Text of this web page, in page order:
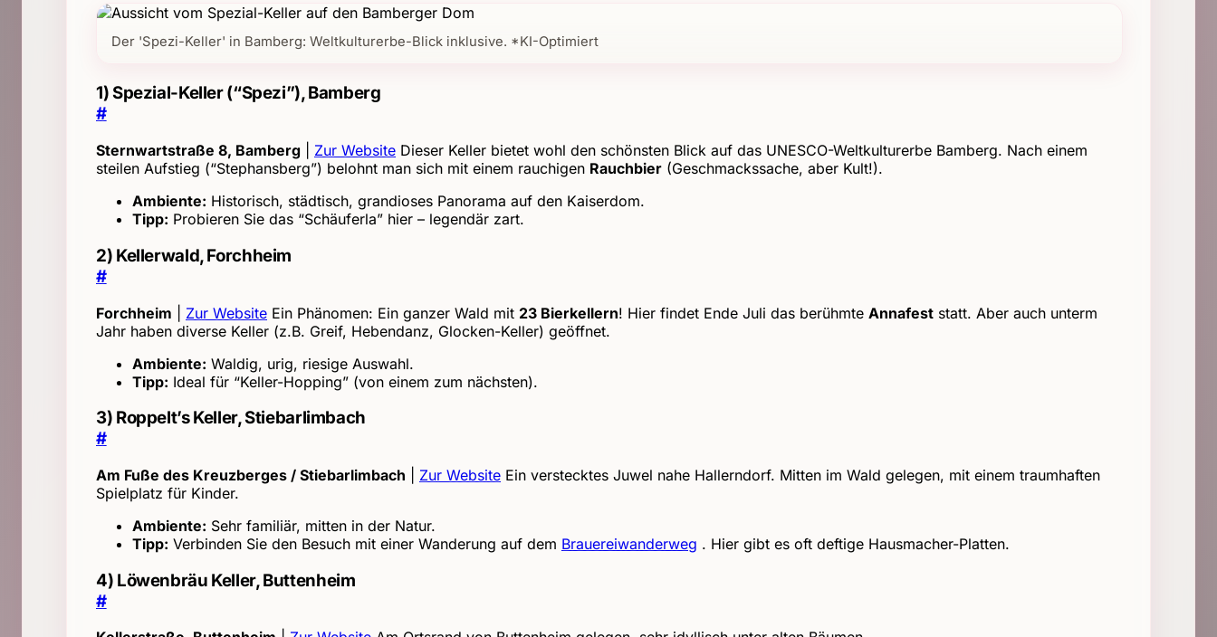
Der 'Spezi-Keller' in Bamberg: Weltkulturerbe-Blick inklusive. *KI-Optimiert
1) Spezial-Keller (“Spezi”), Bamberg
#
Sternwartstraße 8, Bamberg Zur Website Dieser Keller bietet wohl den schönsten Blick auf das UNESCO-Weltkulturerbe Bamberg. Nach einem
steilen Aufstieg (“Stephansberg”) belohnt man sich mit einem rauchigen Rauchbier (Geschmackssache, aber Kult!).
Ambiente: Historisch, städtisch, grandioses Panorama auf den Kaiserdom.
Tipp: Probieren Sie das “Schäuferla” hier – legendär zart.
2) Kellerwald, Forchheim
#
Forchheim Zur Website Ein Phänomen: Ein ganzer Wald mit 23 Bierkellern! Hier findet Ende Juli das berühmte Annafest statt. Aber auch unterm
Jahr haben diverse Keller (z.B. Greif, Hebendanz, Glocken-Keller) geöffnet.
Ambiente: Waldig, urig, riesige Auswahl.
Tipp: Ideal für “Keller-Hopping” (von einem zum nächsten).
3) Roppelt’s Keller, Stiebarlimbach
#
Am Fuße des Kreuzberges / Stiebarlimbach Zur Website Ein verstecktes Juwel nahe Hallerndorf. Mitten im Wald gelegen, mit einem traumhaften
Spielplatz für Kinder.
Ambiente: Sehr familiär, mitten in der Natur.
Tipp: Verbinden Sie den Besuch mit einer Wanderung auf dem Brauereiwanderweg . Hier gibt es oft deftige Hausmacher-Platten.
4) Löwenbräu Keller, Buttenheim
#